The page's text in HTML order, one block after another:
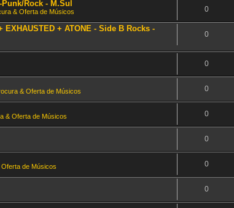
Rock - M.Sul
& Oferta de Músicos 0
EXHAUSTED + ATONE - Side B Rocks -
0
0
& Oferta de Músicos 0
& Oferta de Músicos 0
0
de Músicos 0
0